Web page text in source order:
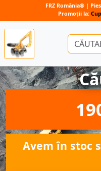
Avem în stoc
FRZ România® |
Promoții la: